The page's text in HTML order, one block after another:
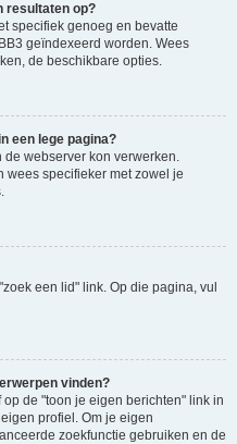
resultaten op?
specifiek genoeg en bevatte
geïndexeerd worden. Wees
de beschikbare opties.
een lege pagina?
webserver kon verwerken.
wees specifieker met zowel je
een lid" link. Op die pagina, vul
vinden?
de "toon je eigen berichten" link in
profiel. Om je eigen
zoekfunctie gebruiken en de